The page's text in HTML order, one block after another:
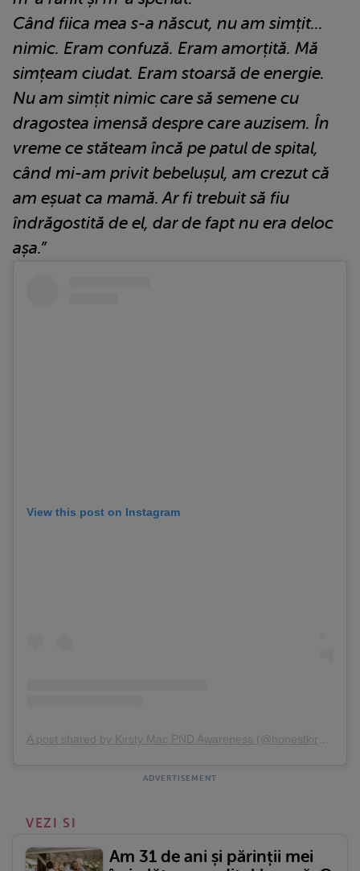
Când fiica mea s-a născut, nu am simțit...
nimic. Eram confuză. Eram amorțită. Mă
simțeam ciudat. Eram stoarsă de energie.
Nu am simțit nimic care să semene cu
dragostea imensă despre care auzisem. În
vreme ce stăteam încă pe patul de spital,
când mi-am privit bebelușul, am crezut că
am eșuat ca mamă. Ar fi trebuit să fiu
îndrăgostită de el, dar de fapt nu era deloc
așa.”
View this post on Instagram
A post shared by Kirsty Mac PND Awareness (@honestkirsty)
VEZI SI
Am 31 de ani și părinții mei